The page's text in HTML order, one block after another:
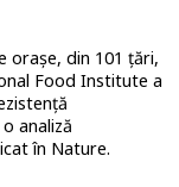
orașe, din 101 țări,
Food Institute a
analiză
în Nature.